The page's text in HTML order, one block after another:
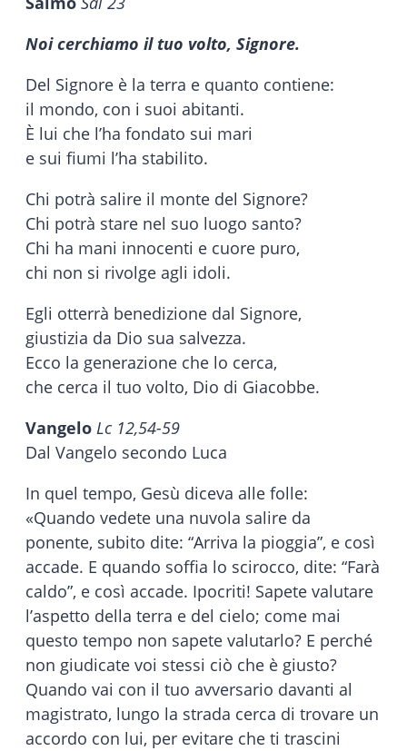
Noi cerchiamo il tuo volto, Signore.
Del Signore è la terra e quanto contiene:
il mondo, con i suoi abitanti.
È lui che l’ha fondato sui mari
e sui fiumi l’ha stabilito.
Chi potrà salire il monte del Signore?
Chi potrà stare nel suo luogo santo?
Chi ha mani innocenti e cuore puro,
chi non si rivolge agli idoli.
Egli otterrà benedizione dal Signore,
giustizia da Dio sua salvezza.
Ecco la generazione che lo cerca,
che cerca il tuo volto, Dio di Giacobbe.
Vangelo Lc 12,54-59
Dal Vangelo secondo Luca
In quel tempo, Gesù diceva alle folle:
«Quando vedete una nuvola salire da
ponente, subito dite: “Arriva la pioggia”, e così
accade. E quando soffia lo scirocco, dite: “Farà
caldo”, e così accade. Ipocriti! Sapete valutare
l’aspetto della terra e del cielo; come mai
questo tempo non sapete valutarlo? E perché
non giudicate voi stessi ciò che è giusto?
Quando vai con il tuo avversario davanti al
magistrato, lungo la strada cerca di trovare un
accordo con lui, per evitare che ti trascini